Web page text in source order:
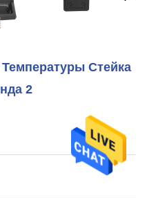
Стейка
2